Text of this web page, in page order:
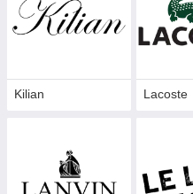
Kilian Lacoste